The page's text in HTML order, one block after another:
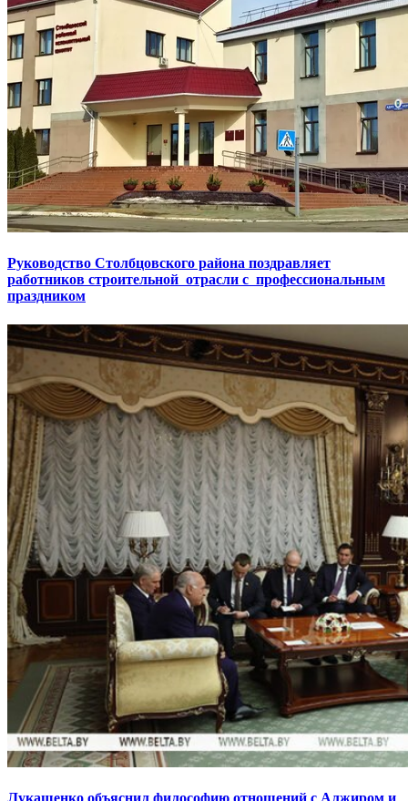
Руководство Столбцовского района поздравляет
работников строительной отрасли с профессиональным
праздником
Лукашенко объяснил философию отношений с Алжиром и